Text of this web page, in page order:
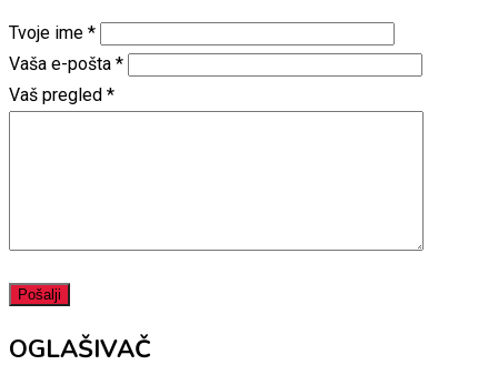
Tvoje ime *
Vaša e-pošta *
Vaš pregled *
OGLAŠIVAČ